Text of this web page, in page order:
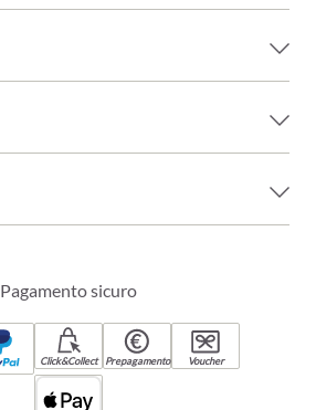
Pagamento sicuro
Click&Collect Prepagamento Voucher